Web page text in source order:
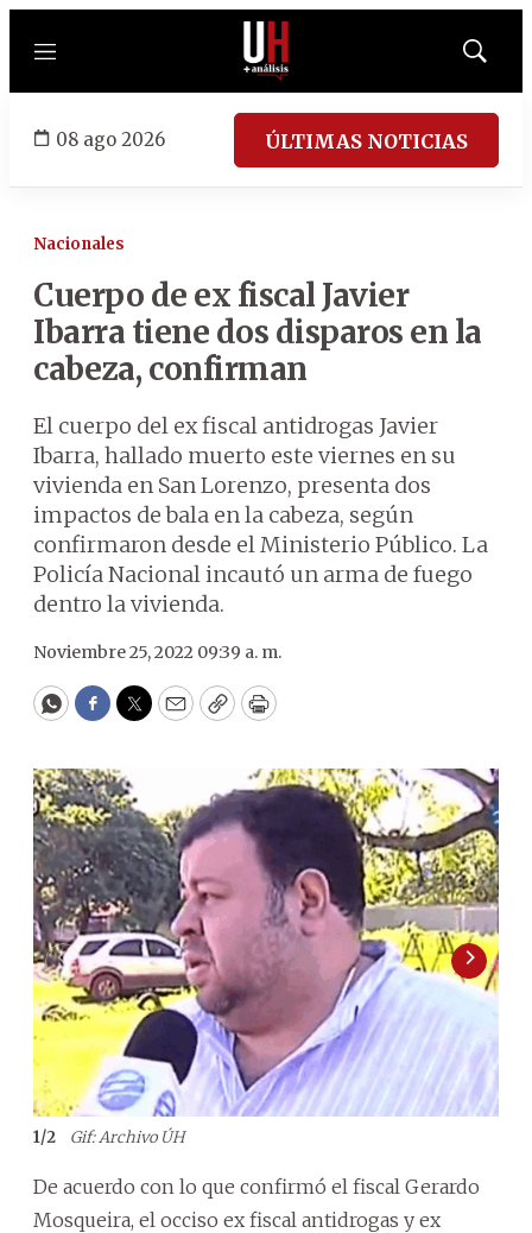
Menú
Mostrar
08 ago 2026 ÚLTIMAS NOTICIAS
Nacionales
Cuerpo de ex fiscal Javier
Ibarra tiene dos disparos en la
cabeza, confirman
El cuerpo del ex fiscal antidrogas Javier
Ibarra, hallado muerto este viernes en su
vivienda en San Lorenzo, presenta dos
impactos de bala en la cabeza, según
confirmaron desde el Ministerio Público. La
Policía Nacional incautó un arma de fuego
dentro la vivienda.
Noviembre 25, 2022 09:39 a. m.
WhatsApp
Facebook
Twitter
EmailCopyPrint
1/2 Gif: Archivo ÚH
De acuerdo con lo que confirmó el fiscal Gerardo
Mosqueira, el occiso ex fiscal antidrogas y ex